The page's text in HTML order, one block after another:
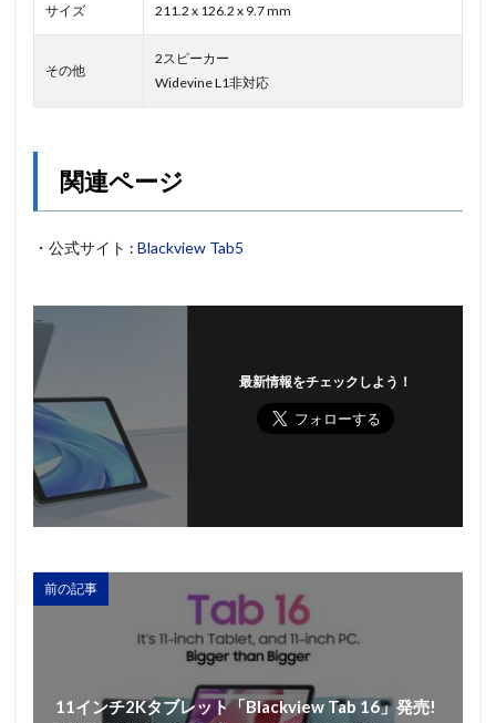
サイズ 211.2 x 126.2 x 9.7 mm
その他
2スピーカー
Widevine L1非対応
関連ページ
・公式サイト : Blackview Tab5
最新情報をチェックしよう！
前の記事
11インチ2Kタブレット「Blackview Tab 16」発売!